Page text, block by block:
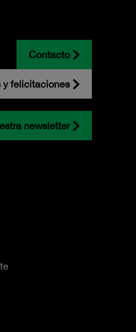
Contacto
y felicitaciones
newsletter